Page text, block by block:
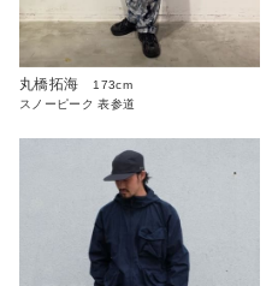
丸橋拓海
173cm
スノーピーク 表参道